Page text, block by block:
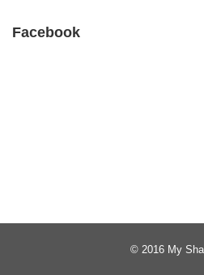
Facebook
© 2016 My